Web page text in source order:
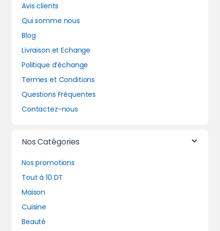
Avis clients
Qui somme nous
Blog
Livraison et Echange
Politique d’échange
Termes et Conditions
Questions Fréquentes
Contactez-nous
Nos Catégories
Nos promotions
Tout à 10 DT
Maison
Cuisine
Beauté